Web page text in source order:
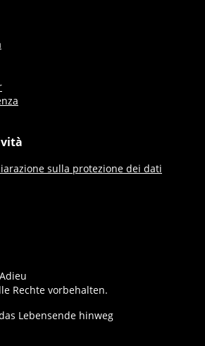
sulla protezione dei dati
Rechte vorbehalten.
Lebensende hinweg